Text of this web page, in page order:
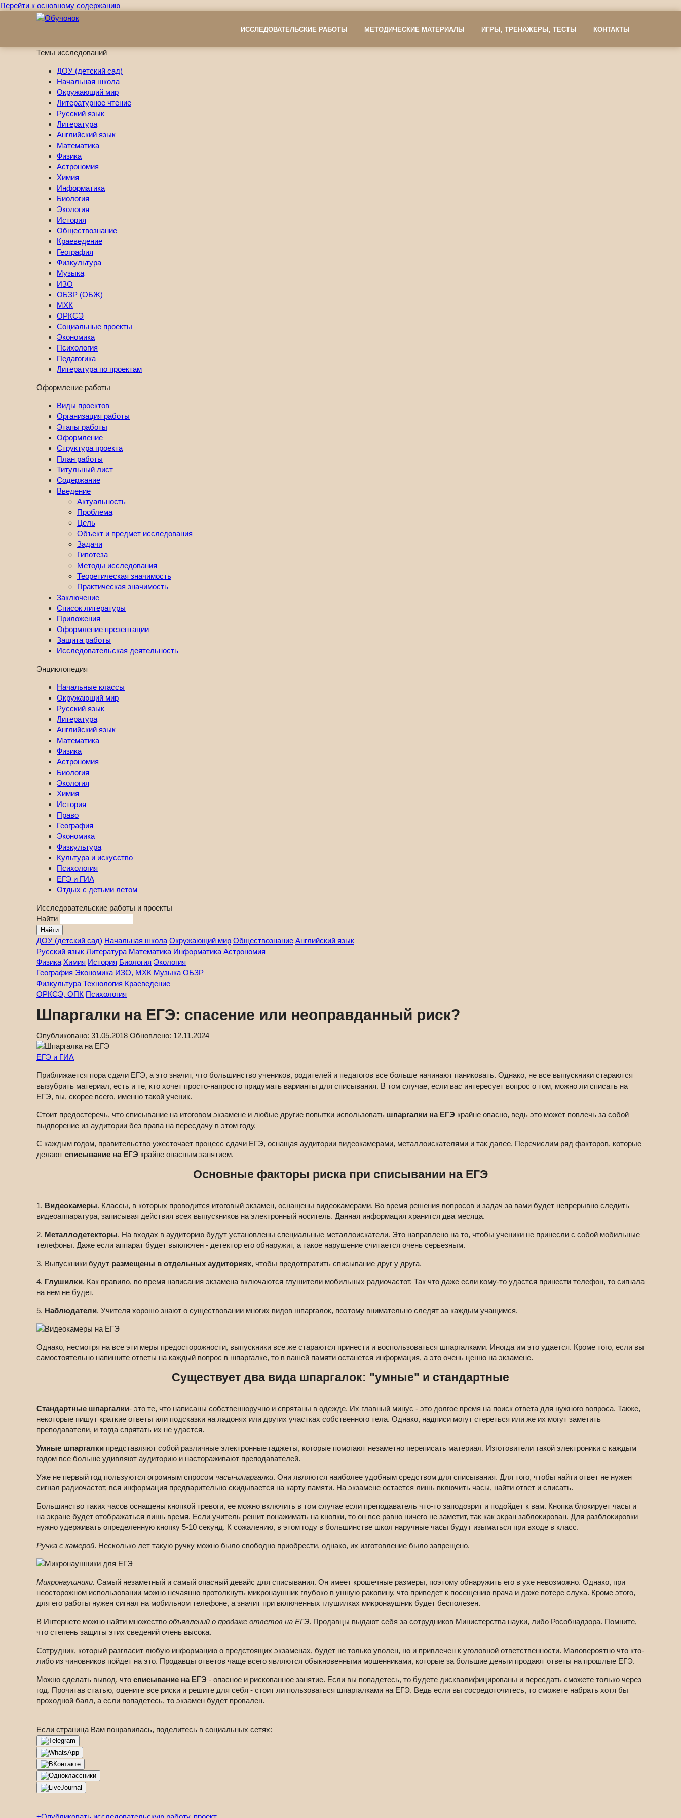
Перейти к основному содержанию
ИССЛЕДОВАТЕЛЬСКИЕ РАБОТЫ МЕТОДИЧЕСКИЕ МАТЕРИАЛЫ ИГРЫ, ТРЕНАЖЕРЫ, ТЕСТЫ КОНТАКТЫ
Темы исследований
ДОУ (детский сад)
Начальная школа
Окружающий мир
Литературное чтение
Русский язык
Литература
Английский язык
Математика
Физика
Астрономия
Химия
Информатика
Биология
Экология
История
Обществознание
Краеведение
География
Физкультура
Музыка
ИЗО
ОБЗР (ОБЖ)
МХК
ОРКСЭ
Социальные проекты
Экономика
Психология
Педагогика
Литература по проектам
Оформление работы
Виды проектов
Организация работы
Этапы работы
Оформление
Структура проекта
План работы
Титульный лист
Содержание
Введение
Актуальность
Проблема
Цель
Объект и предмет исследования
Задачи
Гипотеза
Методы исследования
Теоретическая значимость
Практическая значимость
Заключение
Список литературы
Приложения
Оформление презентации
Защита работы
Исследовательская деятельность
Энциклопедия
Начальные классы
Окружающий мир
Русский язык
Литература
Английский язык
Математика
Физика
Астрономия
Биология
Экология
Химия
История
Право
География
Экономика
Физкультура
Культура и искусство
Психология
ЕГЭ и ГИА
Отдых с детьми летом
Исследовательские работы и проекты
Найти
ДОУ (детский сад) Начальная школа Окружающий мир Обществознание Английский язык
Русский язык Литература Математика Информатика Астрономия
Физика Химия История Биология Экология
География Экономика ИЗО, МХК Музыка ОБЗР
Физкультура Технология Краеведение
ОРКСЭ, ОПК Психология
Шпаргалки на ЕГЭ: спасение или неоправданный риск?
Опубликовано: 31.05.2018 Обновлено: 12.11.2024
ЕГЭ и ГИА
Приближается пора сдачи ЕГЭ, а это значит, что большинство учеников, родителей и педагогов все больше начинают паниковать. Однако, не все выпускники стараются
вызубрить материал, есть и те, кто хочет просто-напросто придумать варианты для списывания. В том случае, если вас интересует вопрос о том, можно ли списать на
ЕГЭ, вы, скорее всего, именно такой ученик.
Стоит предостеречь, что списывание на итоговом экзамене и любые другие попытки использовать шпаргалки на ЕГЭ крайне опасно, ведь это может повлечь за собой
выдворение из аудитории без права на пересдачу в этом году.
С каждым годом, правительство ужесточает процесс сдачи ЕГЭ, оснащая аудитории видеокамерами, металлоискателями и так далее. Перечислим ряд факторов, которые
делают списывание на ЕГЭ крайне опасным занятием.
Основные факторы риска при списывании на ЕГЭ
1. Видеокамеры. Классы, в которых проводится итоговый экзамен, оснащены видеокамерами. Во время решения вопросов и задач за вами будет непрерывно следить
видеоаппаратура, записывая действия всех выпускников на электронный носитель. Данная информация хранится два месяца.
2. Металлодетекторы. На входах в аудиторию будут установлены специальные металлоискатели. Это направлено на то, чтобы ученики не принесли с собой мобильные
телефоны. Даже если аппарат будет выключен - детектор его обнаружит, а такое нарушение считается очень серьезным.
3. Выпускники будут размещены в отдельных аудиториях, чтобы предотвратить списывание друг у друга.
4. Глушилки. Как правило, во время написания экзамена включаются глушители мобильных радиочастот. Так что даже если кому-то удастся принести телефон, то сигнала
на нем не будет.
5. Наблюдатели. Учителя хорошо знают о существовании многих видов шпаргалок, поэтому внимательно следят за каждым учащимся.
Однако, несмотря на все эти меры предосторожности, выпускники все же стараются принести и воспользоваться шпаргалками. Иногда им это удается. Кроме того, если вы
самостоятельно напишите ответы на каждый вопрос в шпаргалке, то в вашей памяти останется информация, а это очень ценно на экзамене.
Существует два вида шпаргалок: "умные" и стандартные
Стандартные шпаргалки- это те, что написаны собственноручно и спрятаны в одежде. Их главный минус - это долгое время на поиск ответа для нужного вопроса. Также,
некоторые пишут краткие ответы или подсказки на ладонях или других участках собственного тела. Однако, надписи могут стереться или же их могут заметить
преподаватели, и тогда спрятать их не удастся.
Умные шпаргалки представляют собой различные электронные гаджеты, которые помогают незаметно переписать материал. Изготовители такой электроники с каждым
годом все больше удивляют аудиторию и настораживают преподавателей.
Уже не первый год пользуются огромным спросом часы-шпаргалки. Они являются наиболее удобным средством для списывания. Для того, чтобы найти ответ не нужен
сигнал радиочастот, вся информация предварительно скидывается на карту памяти. На экзамене остается лишь включить часы, найти ответ и списать.
Большинство таких часов оснащены кнопкой тревоги, ее можно включить в том случае если преподаватель что-то заподозрит и подойдет к вам. Кнопка блокирует часы и
на экране будет отображаться лишь время. Если учитель решит понажимать на кнопки, то он все равно ничего не заметит, так как экран заблокирован. Для разблокировки
нужно удерживать определенную кнопку 5-10 секунд. К сожалению, в этом году в большинстве школ наручные часы будут изыматься при входе в класс.
Ручка с камерой. Несколько лет такую ручку можно было свободно приобрести, однако, их изготовление было запрещено.
Микронаушники. Самый незаметный и самый опасный девайс для списывания. Он имеет крошечные размеры, поэтому обнаружить его в ухе невозможно. Однако, при
неосторожном использовании можно нечаянно протолкнуть микронаушник глубоко в ушную раковину, что приведет к посещению врача и даже потере слуха. Кроме этого,
для его работы нужен сигнал на мобильном телефоне, а значит при включенных глушилках микронаушник будет бесполезен.
В Интернете можно найти множество объявлений о продаже ответов на ЕГЭ. Продавцы выдают себя за сотрудников Министерства науки, либо Рособнадзора. Помните,
что степень защиты этих сведений очень высока.
Сотрудник, который разгласит любую информацию о предстоящих экзаменах, будет не только уволен, но и привлечен к уголовной ответственности. Маловероятно что кто-
либо из чиновников пойдет на это. Продавцы ответов чаще всего являются обыкновенными мошенниками, которые за большие деньги продают ответы на прошлые ЕГЭ.
Можно сделать вывод, что списывание на ЕГЭ - опасное и рискованное занятие. Если вы попадетесь, то будете дисквалифицированы и пересдать сможете только через
год. Прочитав статью, оцените все риски и решите для себя - стоит ли пользоваться шпаргалками на ЕГЭ. Ведь если вы сосредоточитесь, то сможете набрать хотя бы
проходной балл, а если попадетесь, то экзамен будет провален.
Если страница Вам понравилась, поделитесь в социальных сетях:
—